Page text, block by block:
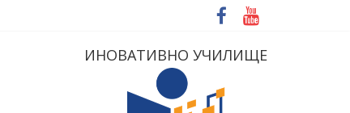
ИНОВАТИВНО УЧИЛИЩЕ